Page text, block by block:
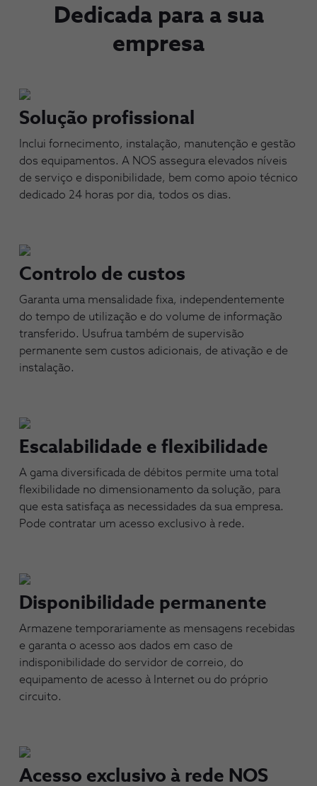
Dedicada para a sua
empresa
Solução profissional
Inclui fornecimento, instalação, manutenção e gestão
dos equipamentos. A NOS assegura elevados níveis
de serviço e disponibilidade, bem como apoio técnico
dedicado 24 horas por dia, todos os dias.
Controlo de custos
Garanta uma mensalidade fixa, independentemente
do tempo de utilização e do volume de informação
transferido. Usufrua também de supervisão
permanente sem custos adicionais, de ativação e de
instalação.
Escalabilidade e flexibilidade
A gama diversificada de débitos permite uma total
flexibilidade no dimensionamento da solução, para
que esta satisfaça as necessidades da sua empresa.
Pode contratar um acesso exclusivo à rede.
Disponibilidade permanente
Armazene temporariamente as mensagens recebidas
e garanta o acesso aos dados em caso de
indisponibilidade do servidor de correio, do
equipamento de acesso à Internet ou do próprio
circuito.
Acesso exclusivo à rede NOS